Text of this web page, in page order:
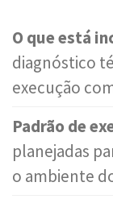
O que está
diagnóstico
execução
Padrão de
planejadas
o ambiente